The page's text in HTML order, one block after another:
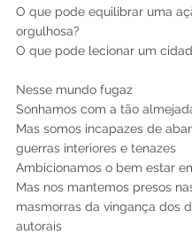
O que pode equilibrar uma
orgulhosa?
O que pode lecionar um
Nesse mundo fugaz
Sonhamos com a tão
Mas somos incapazes de
guerras interiores e tenazes
Ambicionamos o bem estar
Mas nos mantemos presos
masmorras da vingança dos
autorais